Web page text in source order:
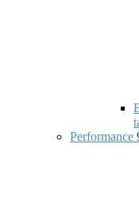
Performance